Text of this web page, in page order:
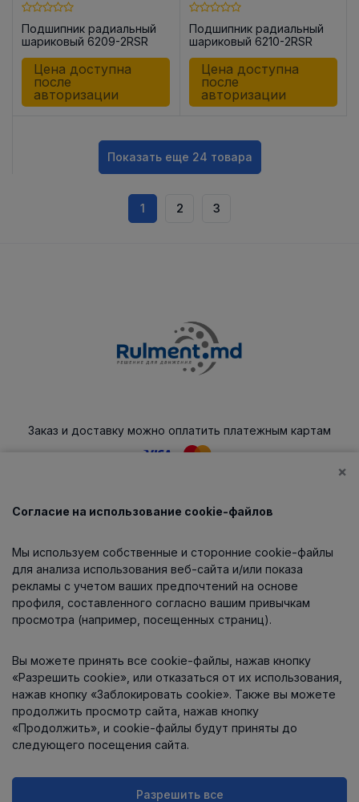
Подшипник радиальный
шариковый 6209-2RSR
Цена доступна
после
авторизации
Подшипник радиальный
шариковый 6210-2RSR
Цена доступна
после
авторизации
Показать еще 24 товара
1 2 3
Заказ и доставку можно оплатить платежным картам
Каталог
О компании
Информация
Контакты
×
Согласие на использование cookie-файлов
Мы используем собственные и сторонние cookie-файлы
для анализа использования веб-сайта и/или показа
рекламы с учетом ваших предпочтений на основе
профиля, составленного согласно вашим привычкам
просмотра (например, посещенных страниц).
Вы можете принять все cookie-файлы, нажав кнопку
«Разрешить cookie», или отказаться от их использования,
нажав кнопку «Заблокировать cookie». Также вы можете
продолжить просмотр сайта, нажав кнопку
«Продолжить», и cookie-файлы будут приняты до
следующего посещения сайта.
Разрешить все